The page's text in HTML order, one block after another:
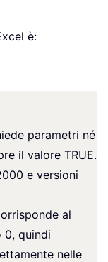
è:
parametri né
il valore TRUE.
e versioni
al
0, quindi
nelle